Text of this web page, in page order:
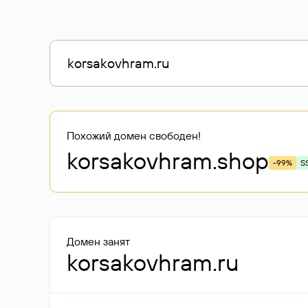
Похожий домен свободен!
korsakovhram.shop -99%
Домен занят
korsakovhram.ru